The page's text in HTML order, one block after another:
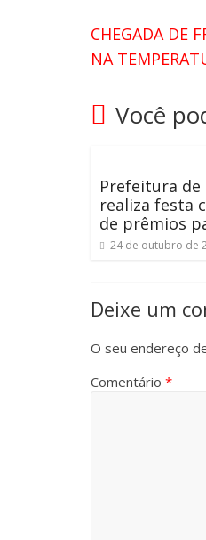
CHEGADA DE
NA
Você
Prefeitura de
realiza festa
de prêmios
24 de outubro de
Deixe um
O seu endereço
Comentário *